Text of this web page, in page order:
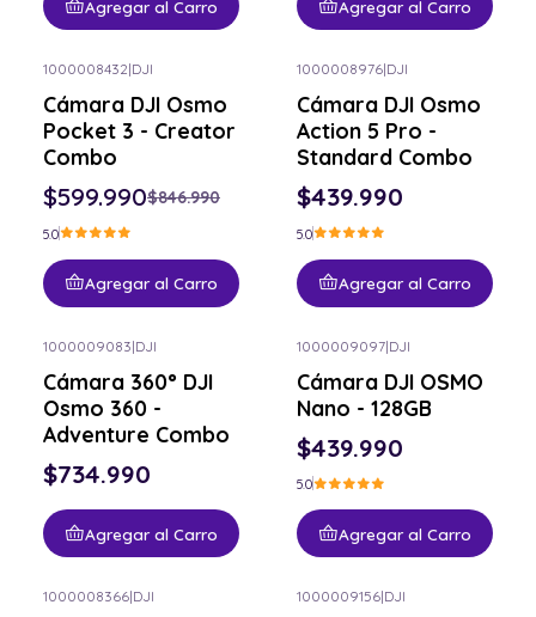
Agregar al Carro Agregar al Carro
1000008432|DJI
Cámara DJI Osmo
Pocket 3 - Creator
Combo
$599.990$846.990
5.0
Agregar al Carro
1000008976|DJI
Cámara DJI Osmo
Action 5 Pro -
Standard Combo
$439.990
5.0
Agregar al Carro
1000009083|DJI
Cámara 360° DJI
Osmo 360 -
Adventure Combo
$734.990
Agregar al Carro
1000009097|DJI
Cámara DJI OSMO
Nano - 128GB
$439.990
5.0
Agregar al Carro
1000008366|DJI 1000009156|DJI